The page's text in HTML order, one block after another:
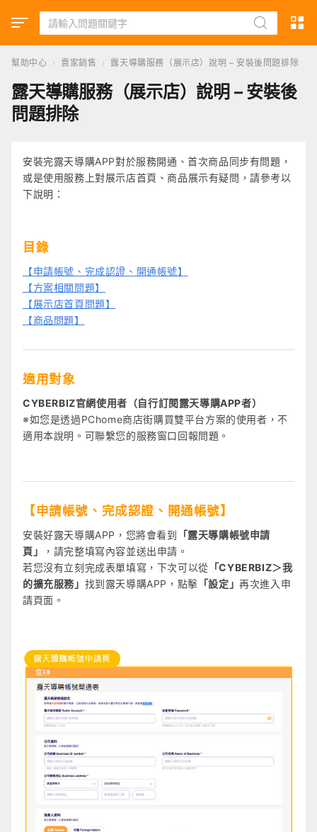
幫助中心 › 賣家銷售 › 露天導購服務（展示店）說明 – 安裝後問題排除
露天導購服務（展示店）說明 – 安裝後
問題排除
安裝完露天導購APP對於服務開通、首次商品同步有問題，
或是使用服務上對展示店首頁、商品展示有疑問，請參考以
下說明：
目錄
【申請帳號、完成認證、開通帳號】
【方案相關問題】
【展示店首頁問題】
【商品問題】
適用對象
CYBERBIZ官網使用者（自行訂閱露天導購APP者）
※如您是透過PChome商店街購買雙平台方案的使用者，不
適用本說明。可聯繫您的服務窗口回報問題。
【申請帳號、完成認證、開通帳號】
安裝好露天導購APP，您將會看到 「露天導購帳號申請
頁」
，請完整填寫內容並送出申請。
若您沒有立刻完成表單填寫，下次可以從 「CYBERBIZ＞我
的擴充服務」 找到露天導購APP，點擊 「設定」再次進入申
請頁面。